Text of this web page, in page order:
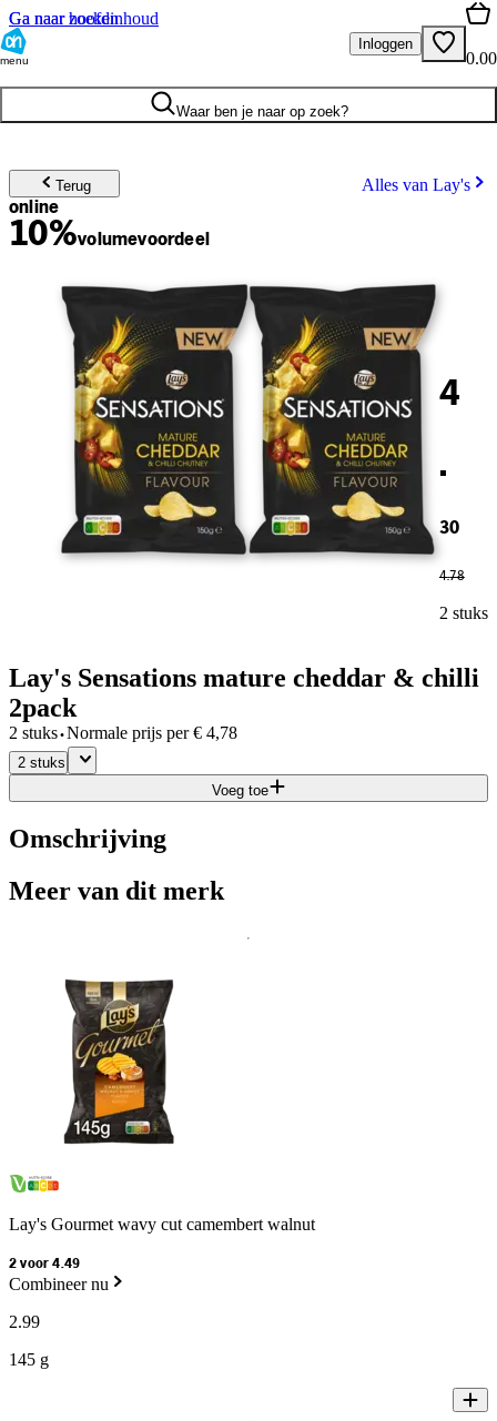
Ga naar hoofdinhoud
Ga naar zoeken
menu
Inloggen
0.00
Waar ben je naar op zoek?
Terug Alles van Lay's
online
10%volumevoordeel
4
.
30
4.78
2 stuks
Lay's Sensations mature cheddar & chilli
2pack
2 stuks·Normale prijs per € 4,78
2 stuks
Voeg toe
Omschrijving
Meer van dit merk
Lay's Gourmet wavy cut camembert walnut
2 voor 4.49
Combineer nu
2.99
145 g